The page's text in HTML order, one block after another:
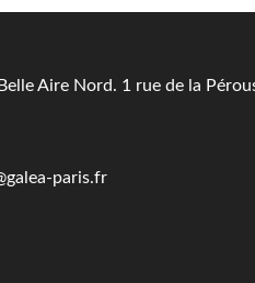
Aire Nord. 1 rue de la
paris.fr